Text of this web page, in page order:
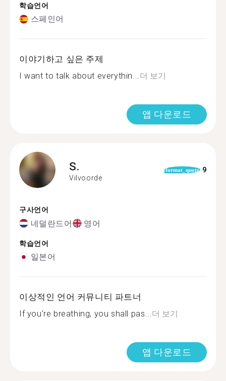
학습언어
스페인어
이야기하고 싶은 주제
I want to talk about everythin...더 보기
앱 다운로드
S.
Vilvoorde
format_quote 9
구사언어
네덜란드어 영어
학습언어
일본어
이상적인 언어 커뮤니티 파트너
If you're breathing, you shall pas...더 보기
앱 다운로드